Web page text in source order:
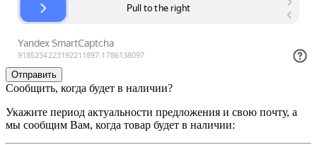
Сообщить, когда будет в наличии?
Укажите период актуальности предложения и свою почту, а
мы сообщим Вам, когда товар будет в наличии: